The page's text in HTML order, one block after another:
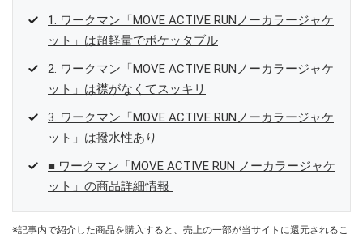
1. ワークマン「MOVE ACTIVE RUNノーカラージャケ
ット」は超軽量でポケッタブル
2. ワークマン「MOVE ACTIVE RUNノーカラージャケ
ット」は襟がなくてスッキリ
3. ワークマン「MOVE ACTIVE RUNノーカラージャケ
ット」は撥水性あり
■ ワークマン「MOVE ACTIVE RUN ノーカラージャケ
ット」の商品詳細情報
※記事内で紹介した商品を購入すると、売上の一部が当サイトに還元されるこ